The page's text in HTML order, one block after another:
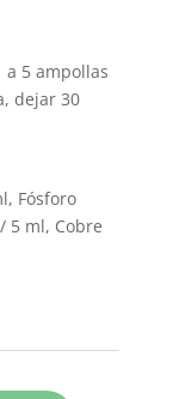
a 5 ampollas
dejar 30
Fósforo
5 ml, Cobre